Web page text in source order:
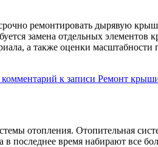
ремонтировать дырявую
замена отдельных элементов
а также оценки масштабности
к записи Ремонт
отопления. Отопительная
последнее время набирают все